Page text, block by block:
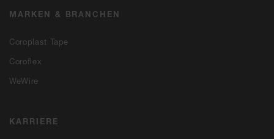
MARKEN & BRANCHEN
Coroplast Tape
Coroflex
WeWire
KARRIERE